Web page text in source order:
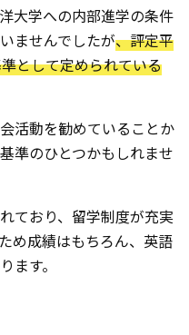
大学への内部進学の条件
ませんでしたが、評定平
として定められている
活動を勧めていることか
準のひとつかもしれませ
ており、留学制度が充実
め成績はもちろん、英語
ます。